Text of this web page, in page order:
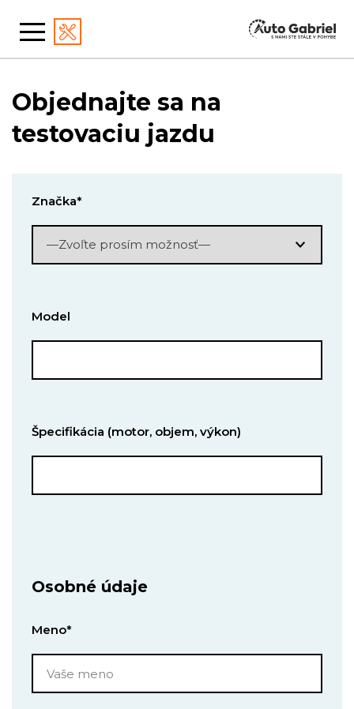
Objednajte sa na
testovaciu jazdu
Značka*
Model
Špecifikácia (motor, objem, výkon)
Osobné údaje
Meno*